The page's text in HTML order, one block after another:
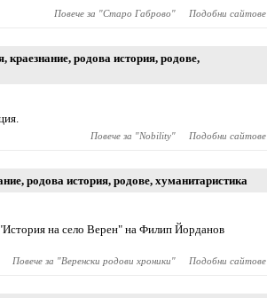
Повече за "Старо Габрово" Подобни сайтове
, краезнание, родова история, родове,
Повече за "Nobility" Подобни сайтове
, родова история, родове, хуманитаристика
на село Верен" на Филип Йорданов
Повече за "Веренски родови хроники" Подобни сайтове